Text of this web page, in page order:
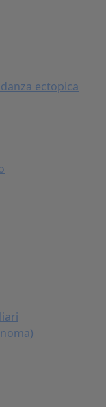
ectopica